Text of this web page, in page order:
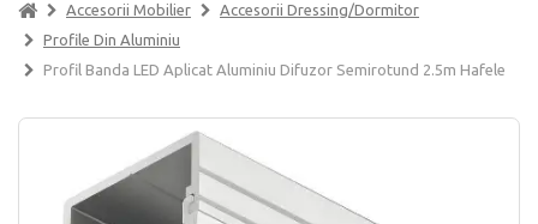
Accesorii Mobilier
Accesorii Dressing/dormitor
Profile Din Aluminiu
Profil Banda LED Aplicat Aluminiu Difuzor Semirotund 2.5m Hafele